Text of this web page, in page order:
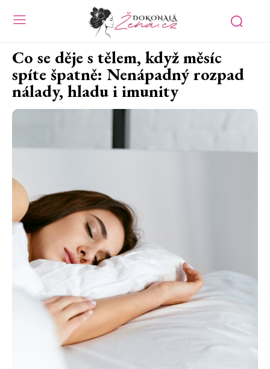
Co se děje s tělem, když měsíc
spíte špatně: Nenápadný rozpad
nálady, hladu i imunity